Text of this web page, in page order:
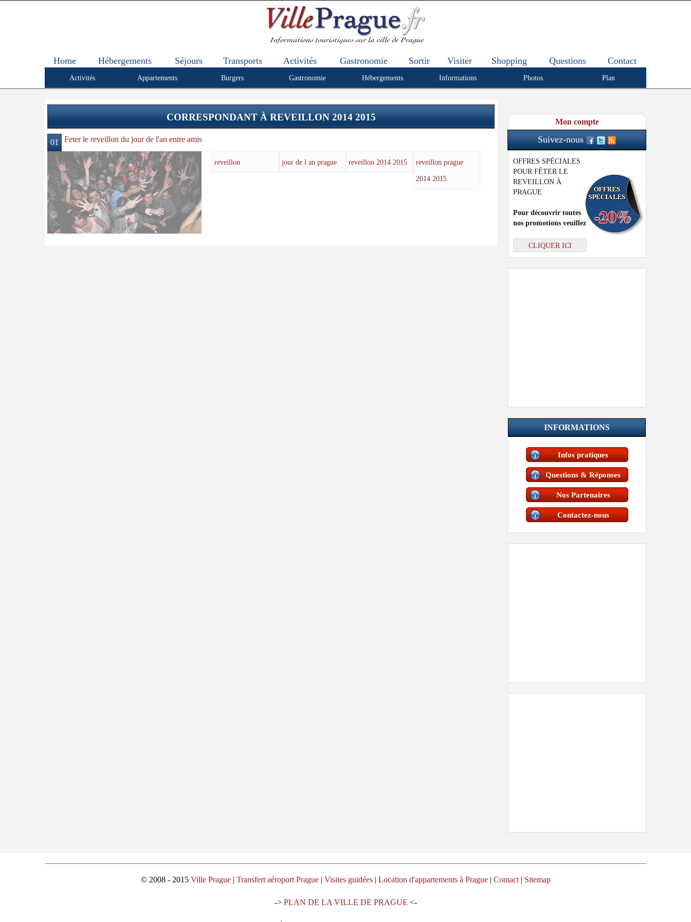
Home Hébergements Séjours Transports Activités Gastronomie Sortir Visiter Shopping Questions Contact
Activités Appartements Burgers Gastronomie Hébergements Informations Photos Plan
CORRESPONDANT À REVEILLON 2014 2015
01 Feter le reveillon du jour de l'an entre amis
reveillon jour de l an prague reveillon 2014 2015
reveillon prague
2014 2015
Mon compte
Suivez-nous
OFFRES SPÉCIALES
POUR FÊTER LE
REVEILLON À
PRAGUE
Pour découvrir toutes
nos promotions veuillez
CLIQUER ICI
INFORMATIONS
Infos pratiques
Questions & Réponses
Nos Partenaires
Contactez-nous
© 2008 - 2015 Ville Prague| Transfert aéroport Prague| Visites guidées| Location d'appartements à Prague| Contact| Sitemap
-> PLAN DE LA VILLE DE PRAGUE <-